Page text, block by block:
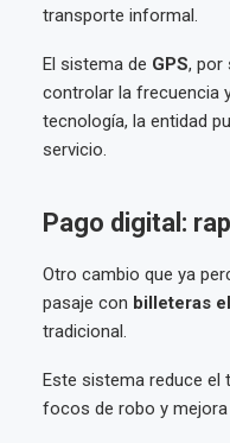
transporte informal.
El sistema de GPS, por
controlar la frecuencia
tecnología, la entidad
servicio.
Pago digital:
Otro cambio que ya
pasaje con billeteras
tradicional.
Este sistema reduce el
focos de robo y